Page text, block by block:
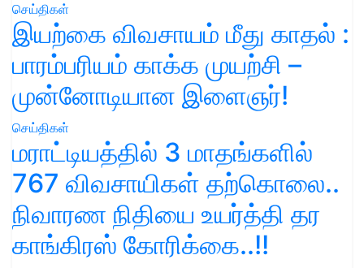
செய்திகள்
இயற்கை விவசாயம் மீது காதல் :
பாரம்பரியம் காக்க முயற்சி –
முன்னோடியான இளைஞர்!
செய்திகள்
மராட்டியத்தில் 3 மாதங்களில்
767 விவசாயிகள் தற்கொலை..
நிவாரண நிதியை உயர்த்தி தர
காங்கிரஸ் கோரிக்கை..!!